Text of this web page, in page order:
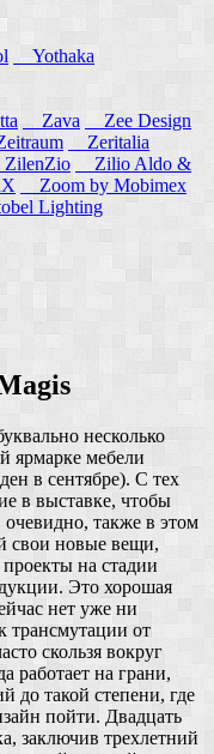
Yothaka
Zava
Zee Design
Zeritalia
Zilio Aldo &
Zoom by Mobimex
Lighting
несколько
ярмарке мебели
в сентябре). С тех
в выставке, чтобы
также в этом
свои новые вещи,
на стадии
Это хорошая
нет уже ни
трансмутации от
скользя вокруг
работает на грани,
до такой степени, где
пойти. Двадцать
заключив трехлетний